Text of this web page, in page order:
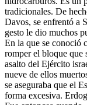
tradicionales. De
Davos, se enfrentó a
gesto le dio muchos
En la que se conoció
romper el bloque que
asalto del Ejército
nueve de ellos
se aseguraba que el
forma excesiva.